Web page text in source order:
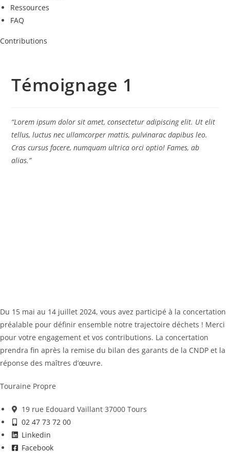
Ressources
FAQ
Contributions
Témoignage 1
“Lorem ipsum dolor sit amet, consectetur adipiscing elit. Ut elit
tellus, luctus nec ullamcorper mattis, pulvinarac dapibus leo.
Cras cursus facere, numquam ultrica orci optio! Fames, ab
alias.”
Du 15 mai au 14 juillet 2024, vous avez participé à la concertation
préalable pour définir ensemble notre trajectoire déchets ! Merci
pour votre engagement et vos contributions. La concertation
prendra fin après la remise du bilan des garants de la CNDP et la
réponse des maîtres d’œuvre.
Touraine Propre
19 rue Edouard Vaillant 37000 Tours
02 47 73 72 00
Linkedin
Facebook